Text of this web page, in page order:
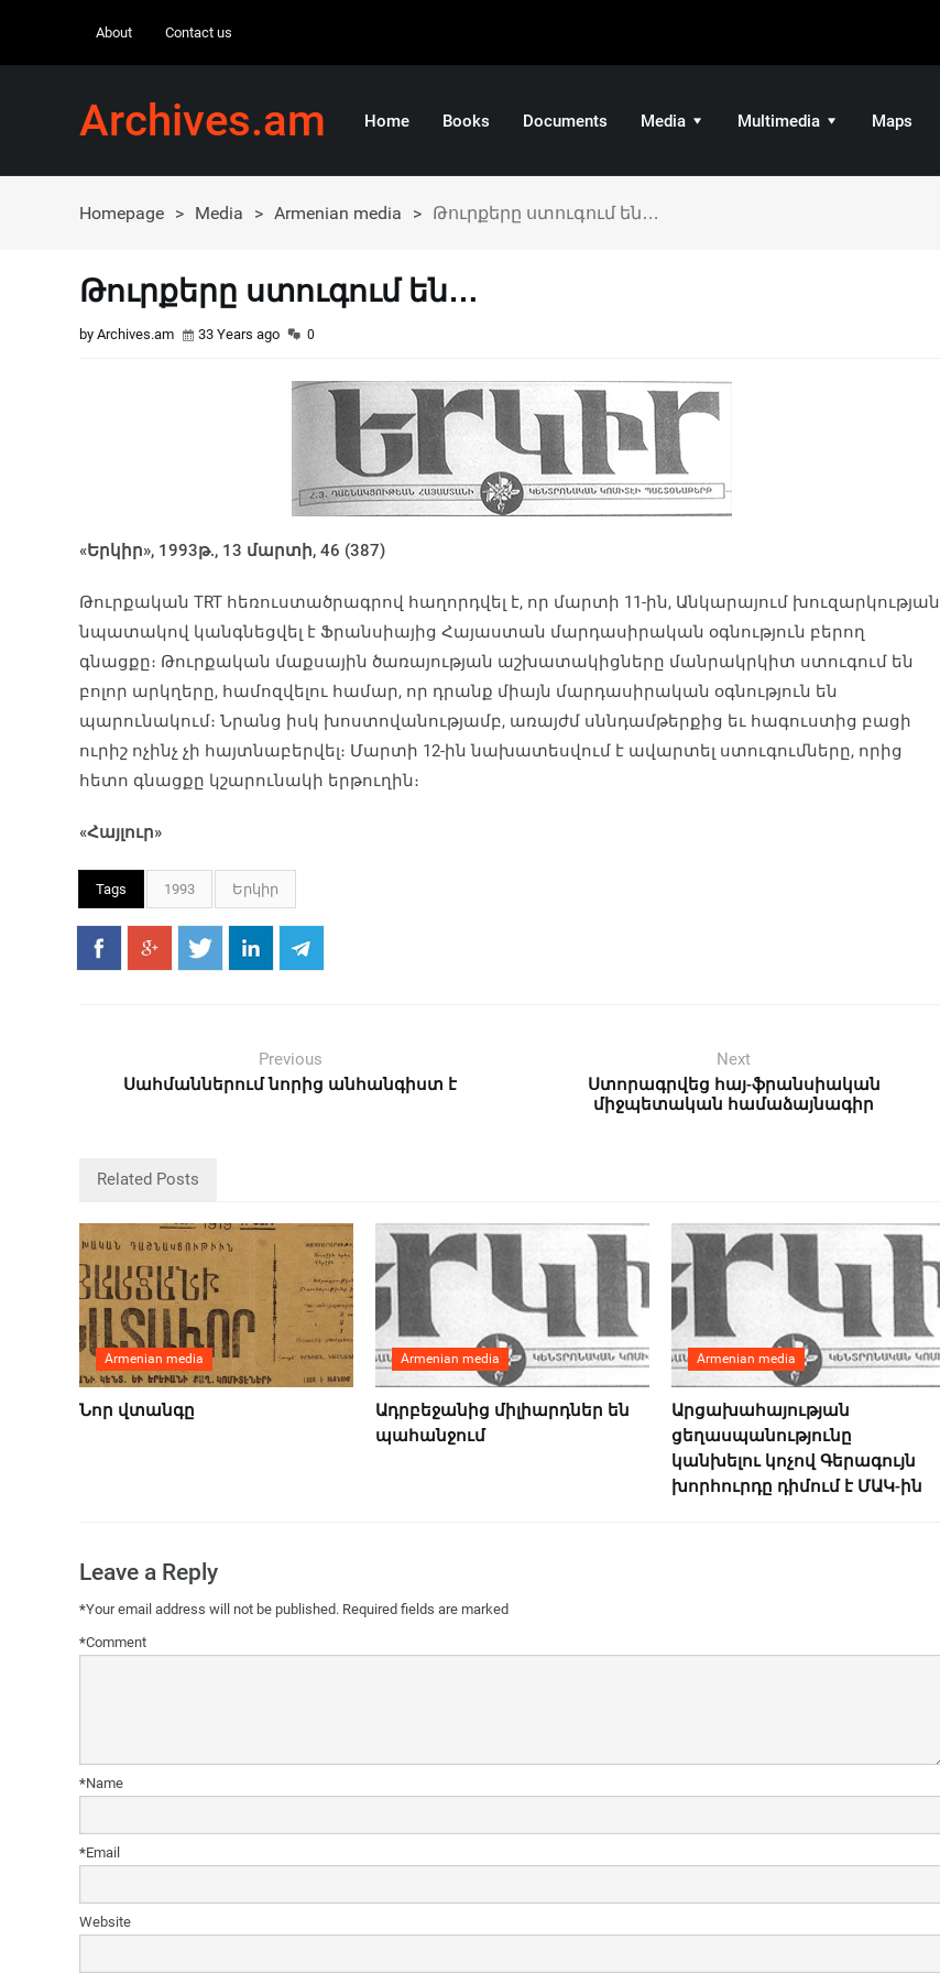
About Contact us
Archives.am Home Books Documents Media Multimedia Maps
Homepage > Media > Armenian media > Թուրքերը ստուգում են…
Թուրքերը ստուգում են…
by Archives.am 33 Years ago 0
«Երկիր», 1993թ., 13 մարտի, 46 (387)
Թուրքական TRT հեռուս­տածրագրով հաղորդվել է, որ մարտի 11-ին, Անկարայում խուզարկության
նպատակով կանգ­նեցվել է Ֆրանսիայից Հայաստան մարդասիրական օգնություն բերող
գնացքը։ Թուրքական մաքսային ծառայության աշխատակիցները մանրակրկիտ ստուգում են
բոլոր արկղերը, համոզվելու համար, որ դրանք միայն մարդասիրական օգ­նություն են
պարունակում։ Նրանց իսկ խոստովանությամբ, առայժմ սննդամթերքից եւ հագուստից բա­ցի
ուրիշ ոչինչ չի հայտնաբերվել։ Մարտի 12-ին նախատեսվում է ավարտել ստուգումները, որից
հետո գնացքը կշարունակի երթուղին։
«Հայլուր»
Tags 1993 Երկիր
Previous
Սահմաններում նորից անհանգիստ է
Next
Ստորագրվեց հայ-ֆրանսիական
միջպետական համաձայնագիր
Related Posts
Armenian media
Նոր վտանգը
Armenian media
Ադրբեջանից միլիարդներ են
պահանջում
Armenian media
Արցախահայության
ցեղասպանությունը
կանխելու կոչով Գերագույն
խորհուրդը դիմում է ՄԱԿ-ին
Leave a Reply
Your email address will not be published. Required fields are marked
*
Comment
*
Name
*
Email
*
Website